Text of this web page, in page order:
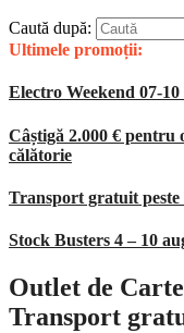
Caută după:
Ultimele promoții:
Electro Weekend 07-10
Câștigă 2.000 €
călătorie
Transport gratuit
Stock Busters 4 – 10
Outlet de
Transport